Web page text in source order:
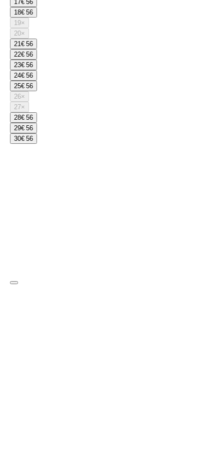
17€ 56
18€ 56
19×
20×
21€ 56
22€ 56
23€ 56
24€ 56
25€ 56
26×
27×
28€ 56
29€ 56
30€ 56